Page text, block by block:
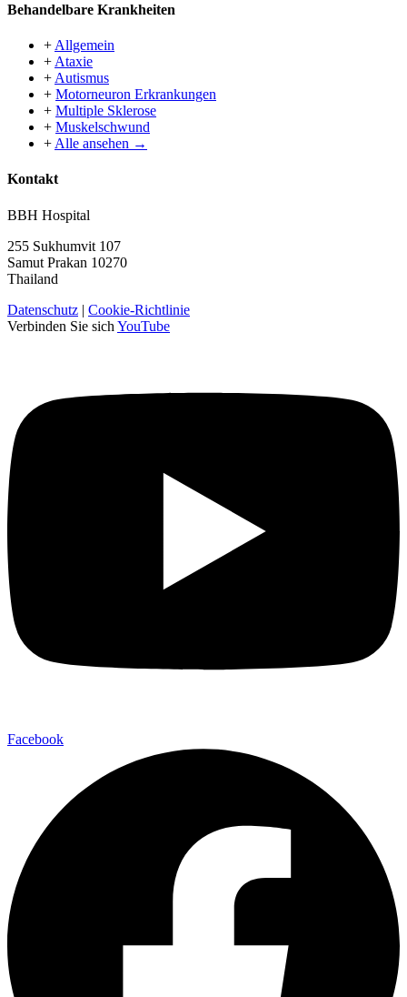
Behandelbare Krankheiten
+ Allgemein
+ Ataxie
+ Autismus
+ Motorneuron Erkrankungen
+ Multiple Sklerose
+ Muskelschwund
+ Alle ansehen →
Kontakt
BBH Hospital
255 Sukhumvit 107
Samut Prakan 10270
Thailand
Datenschutz | Cookie-Richtlinie
Verbinden Sie sich YouTube
Facebook